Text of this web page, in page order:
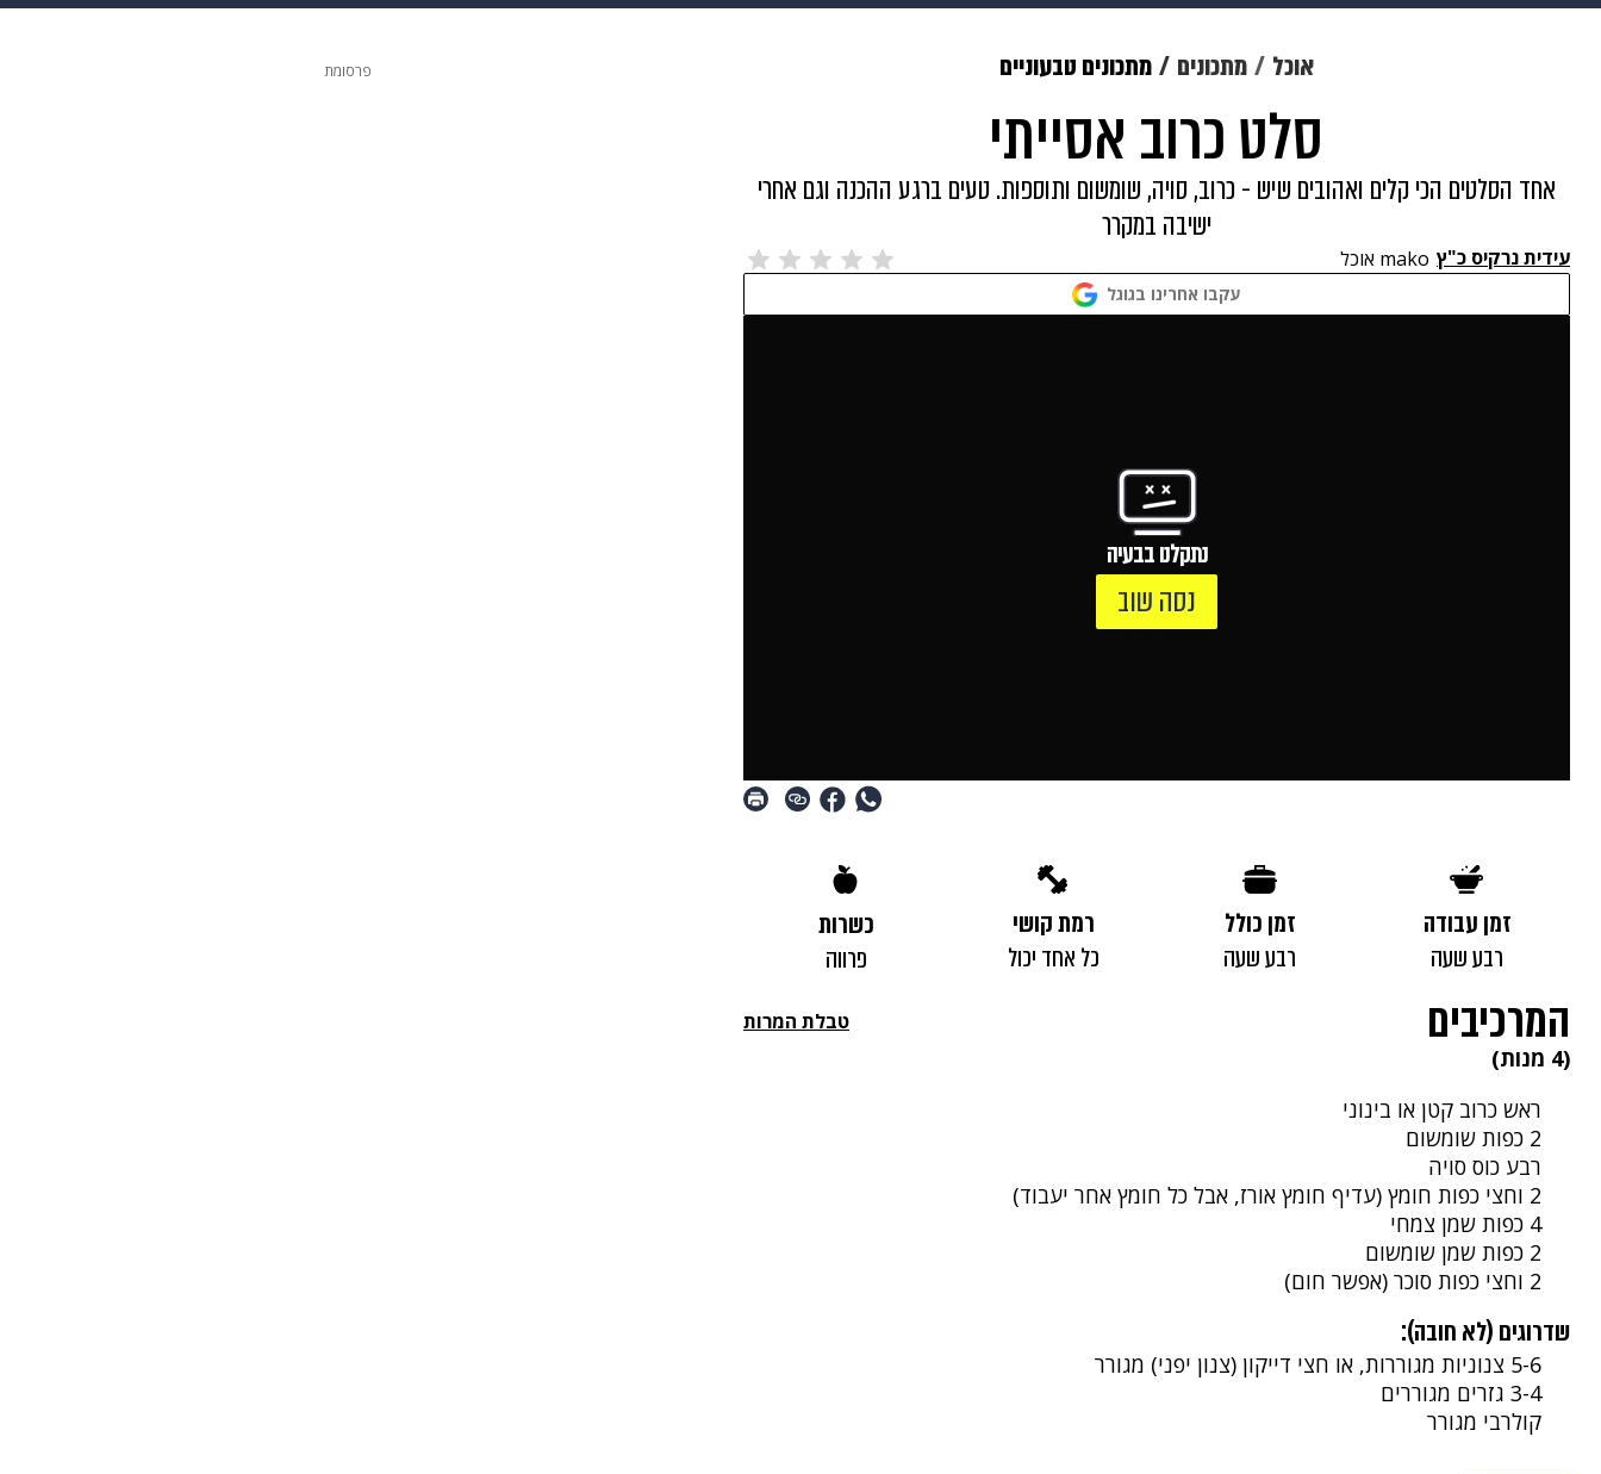
תרבות צבא וביטחון makoZ
גאווה ויוה משפט תשעה חודשים
אוכל מתכונים מתכונים טבעוניים
סלט כרוב אסייתי
אחד הסלטים הכי קלים ואהובים שיש - כרוב, סויה, שומשום ותוספות. טעים ברגע ההכנה וגם אחרי
ישיבה במקרר
עידית נרקיס כ"ץ mako אוכל
עקבו אחרינו בגוגל
נתקלנו בבעיה
נסה שוב
זמן עבודה
רבע שעה
זמן כולל
רבע שעה
רמת קושי
כל אחד יכול
כשרות
פרווה
המרכיבים טבלת המרות
(4 מנות)
ראש כרוב קטן או בינוני
2 כפות שומשום
רבע כוס סויה
2 וחצי כפות חומץ (עדיף חומץ אורז, אבל כל חומץ אחר יעבוד)
4 כפות שמן צמחי
2 כפות שמן שומשום
2 וחצי כפות סוכר (אפשר חום)
שדרוגים (לא חובה):
5-6 צנוניות מגוררות, או חצי דייקון (צנון יפני) מגורר
3-4 גזרים מגוררים
קולרבי מגורר
פרסומת